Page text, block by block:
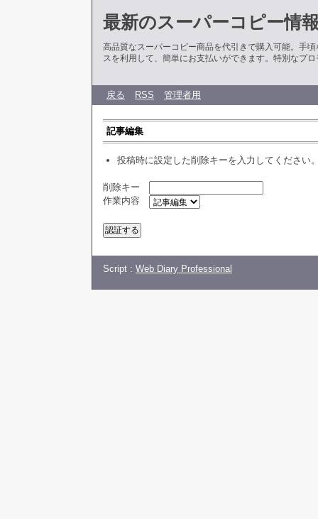
最新のスーパーコピー情
高品質なスーパーコピー商品を代引きで購入可能。手
スを利用して、簡単にお支払いができます。特別なプ
戻る RSS 管理者用
記事編集
投稿時に設定した削除キーを入力してください
削除キー
作業内容
Script : Web Diary Professional